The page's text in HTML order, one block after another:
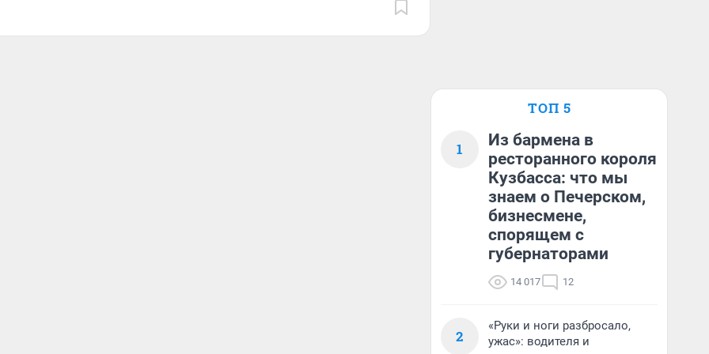
ТОП 5
1
Из бармена в
ресторанного короля
Кузбасса: что мы
знаем о Печерском,
бизнесмене,
спорящем с
губернаторами
14 017 12
2
«Руки и ноги разбросало,
ужас»: водителя и